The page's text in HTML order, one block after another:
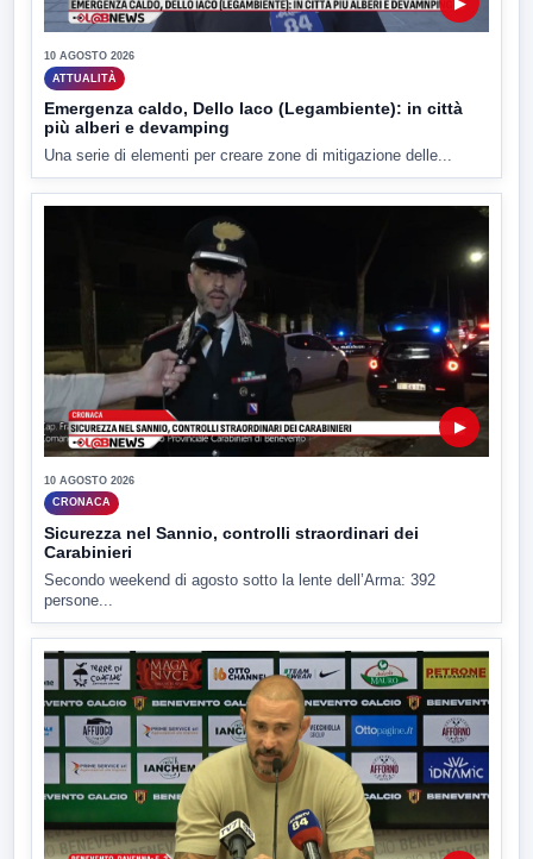
10 AGOSTO 2026
ATTUALITÀ
Emergenza caldo, Dello Iaco (Legambiente): in città
più alberi e devamping
Una serie di elementi per creare zone di mitigazione delle...
▶
10 AGOSTO 2026
CRONACA
Sicurezza nel Sannio, controlli straordinari dei
Carabinieri
Secondo weekend di agosto sotto la lente dell’Arma: 392
persone...